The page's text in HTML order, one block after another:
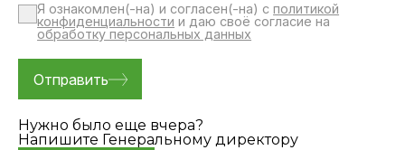
Я ознакомлен(-на) и согласен(-на) сполитикой
конфиденциальности и даю своё согласие на
обработку персональных данных
Нужно было еще вчера?
Напишите Генеральному директору